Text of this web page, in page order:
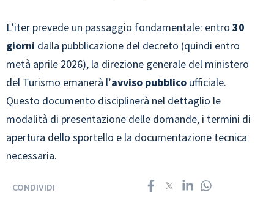
L’iter prevede un passaggio fondamentale: entro 30
giorni dalla pubblicazione del decreto (quindi entro
metà aprile 2026), la direzione generale del ministero
del Turismo emanerà l’avviso pubblico ufficiale.
Questo documento disciplinerà nel dettaglio le
modalità di presentazione delle domande, i termini di
apertura dello sportello e la documentazione tecnica
necessaria.
CONDIVIDI